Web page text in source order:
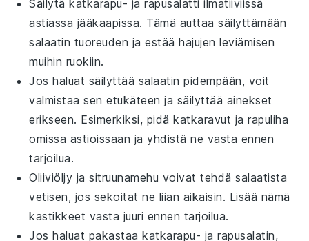
Säilytäkatkarapu- ja rapusalatti ilmatiiviissä
astiassa jääkaapissa. Tämä auttaa säilyttämään
salaatin tuoreuden ja estää hajujen leviämisen
muihin ruokiin.
Jos haluat säilyttää salaatin pidempään, voit
valmistaa sen etukäteen ja säilyttää ainekset
erikseen. Esimerkiksi, pidäkatkaravut jarapuliha
omissa astioissaan ja yhdistä ne vasta ennen
tarjoilua.
Oliiviöljy jasitruunamehu voivat tehdäsalaatista
vetisen, jos sekoitat ne liian aikaisin. Lisää nämä
kastikkeet vasta juuri ennen tarjoilua.
Jos haluat pakastaakatkarapu- ja rapusalatin,